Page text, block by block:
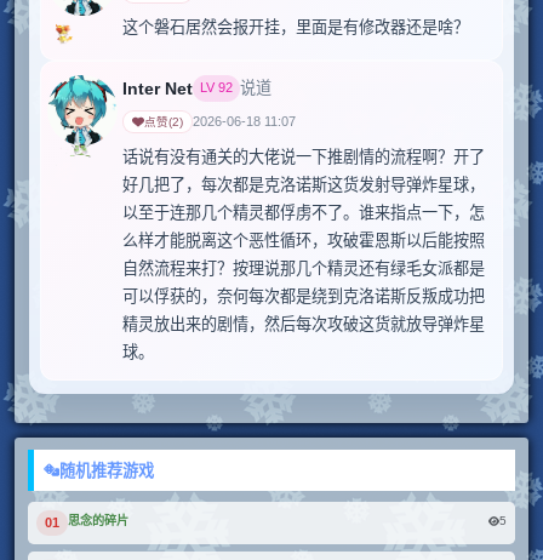
这个磐石居然会报开挂，里面是有修改器还是啥？
Inter Net LV92 说道
点赞(2) 2026-06-18 11:07
话说有没有通关的大佬说一下推剧情的流程啊？开了
好几把了，每次都是克洛诺斯这货发射导弹炸星球，
以至于连那几个精灵都俘虏不了。谁来指点一下，怎
么样才能脱离这个恶性循环，攻破霍恩斯以后能按照
自然流程来打？按理说那几个精灵还有绿毛女派都是
可以俘获的，奈何每次都是绕到克洛诺斯反叛成功把
精灵放出来的剧情，然后每次攻破这货就放导弹炸星
球。
随机推荐游戏
01 思念的碎片 5